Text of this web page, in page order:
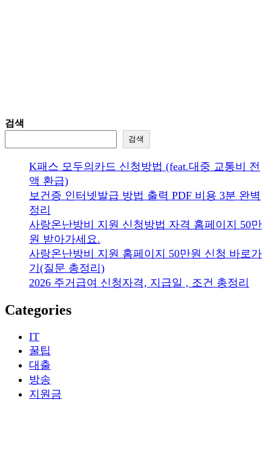
검색
검색
K패스 모두의카드 신청방법 (feat.대중 교통비 전
액 환급)
보건증 인터넷발급 방법 출력 PDF 비용 3분 완벽
정리
사랑온난방비 지원 신청방법 자격 홈페이지 50만
원 받아가세요.
사랑온난방비 지원 홈페이지 50만원 신청 바로가
기(질문 총정리)
2026 주거급여 신청자격, 지급일 , 조건 총정리
Categories
IT
꿀팁
대출
방송
지원금